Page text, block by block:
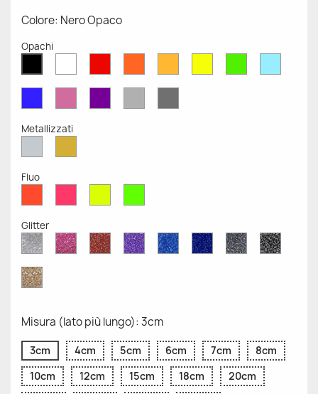
Colore: Nero Opaco
Opachi
Opaco OpacoOpacoOpacoOpacoOpacoOpacoOpaco
OpacoOpacoOpacoChiaroScuro
Metallizzati
MetallizzatoMetallizzato
Fluo
Fluo
Fluo
Fluo
Fluo
Glitter
Diamante
Glitter
Rosa
Glitter
Rosso
Glitter
Viola
Glitter
Blu
Zaffiro
Blu
Cobalto
Grigio
Glitter
Nero
Glitter
Oro
Glitter
Misura (lato più lungo): 3cm
3cm 4cm 5cm 6cm 7cm
8cm
10cm
12cm 15cm 18cm
20cm